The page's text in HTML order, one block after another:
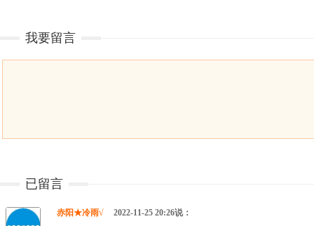
我要留言
已留言
赤阳★冷雨√ 2022-11-25 20:26说：